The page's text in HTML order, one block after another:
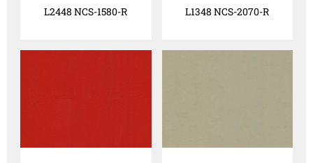
L2448 NCS-1580-R L1348 NCS-2070-R